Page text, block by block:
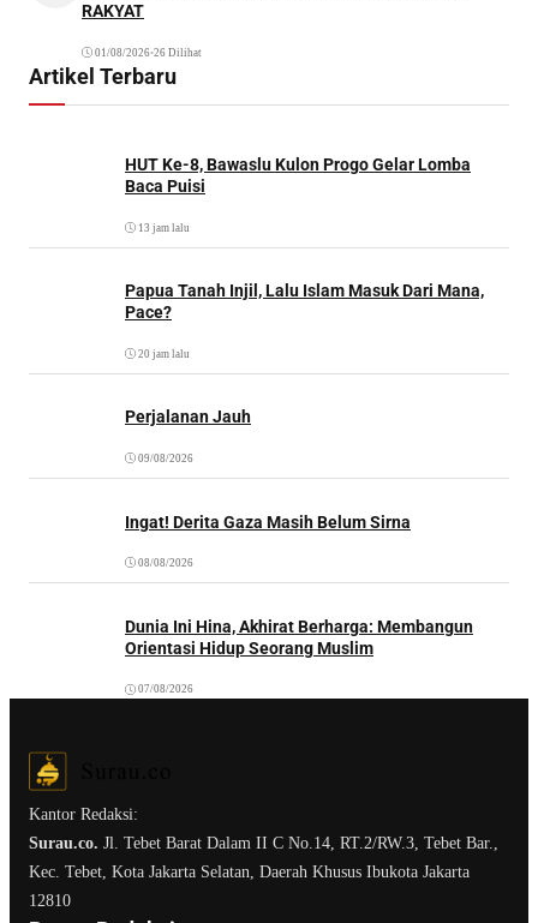
RAKYAT
01/08/2026•26 Dilihat
Artikel Terbaru
HUT Ke-8, Bawaslu Kulon Progo Gelar Lomba
Baca Puisi
13 jam lalu
Papua Tanah Injil, Lalu Islam Masuk Dari Mana,
Pace?
20 jam lalu
Perjalanan Jauh
09/08/2026
Ingat! Derita Gaza Masih Belum Sirna
08/08/2026
Dunia Ini Hina, Akhirat Berharga: Membangun
Orientasi Hidup Seorang Muslim
07/08/2026
Kantor Redaksi:
Surau.co. Jl. Tebet Barat Dalam II C No.14, RT.2/RW.3, Tebet Bar.,
Kec. Tebet, Kota Jakarta Selatan, Daerah Khusus Ibukota Jakarta
12810